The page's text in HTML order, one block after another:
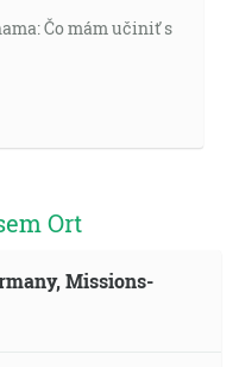
Čo mám učiniť s
Ort
Missions-